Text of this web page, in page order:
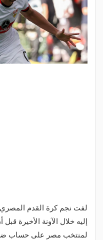
لفت نجم كرة القدم
إليه خلال الآونة الأخيرة
لمنتخب مصر على حساب